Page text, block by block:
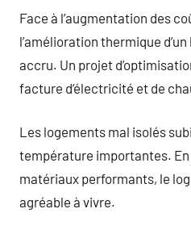
Face à l’augmentation des
l’amélioration thermique
accru. Un projet
facture d’électricité et de
Les logements mal isolés
température importantes.
matériaux performants, le
agréable à vivre.